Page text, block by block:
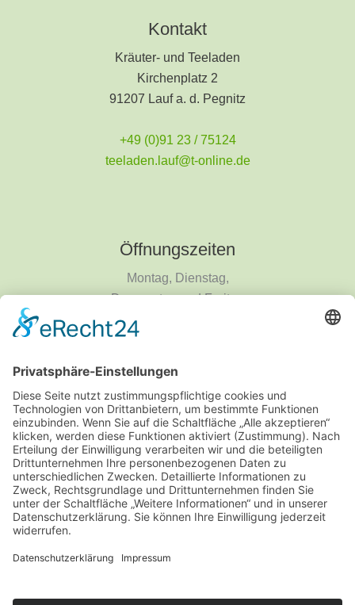
Kontakt
Kräuter- und Teeladen
Kirchenplatz 2
91207 Lauf a. d. Pegnitz
+49 (0)91 23 / 75124
teeladen.lauf@t-online.de
Öffnungszeiten
Montag, Dienstag,
Donnerstag und Freitag
9 - 14 Uhr
Informationen
Über uns
Produktanfrage
Datenschutzerklärung